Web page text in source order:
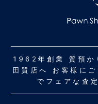
1962年創業 質預か
田質店へ お客様に
でフェアな査